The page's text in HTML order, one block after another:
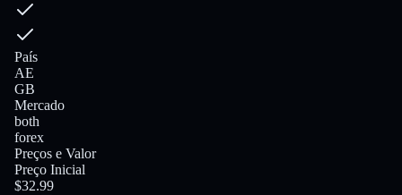
País
AE
GB
Mercado
both
forex
Preços e Valor
Preço Inicial
$32.99